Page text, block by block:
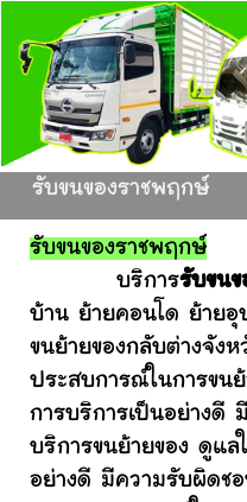
รับขนของราชพฤกษ์
รับขนของราชพฤกษ์
บริการรับขน
บ้าน ย้ายคอนโด ย้าย
ขนย้ายของกลับต่างจัง
ประสบการณ์ในการขน
การบริการเป็นอย่างดี
บริการขนย้ายของ ดูแ
อย่างดี มีความรับผิดช